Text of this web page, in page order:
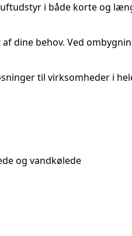
i både korte og
dine behov. Ved
til virksomheder i
og vandkølede